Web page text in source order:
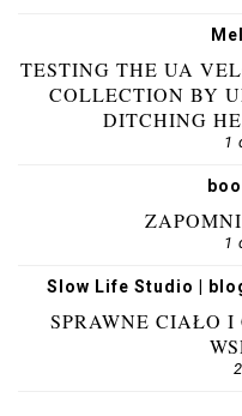
TESTING THE UA
COLLECTION BY
DITCHING
1
1
Slow Life Studio |
SPRAWNE CIAŁO